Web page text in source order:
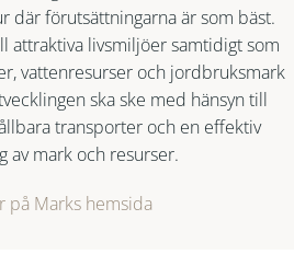
där förutsättningarna är som bäst.
attraktiva livsmiljöer samtidigt som
vattenresurser och jordbruksmark
ska ske med hänsyn till
transporter och en effektiv
av mark och resurser.
på Marks hemsida